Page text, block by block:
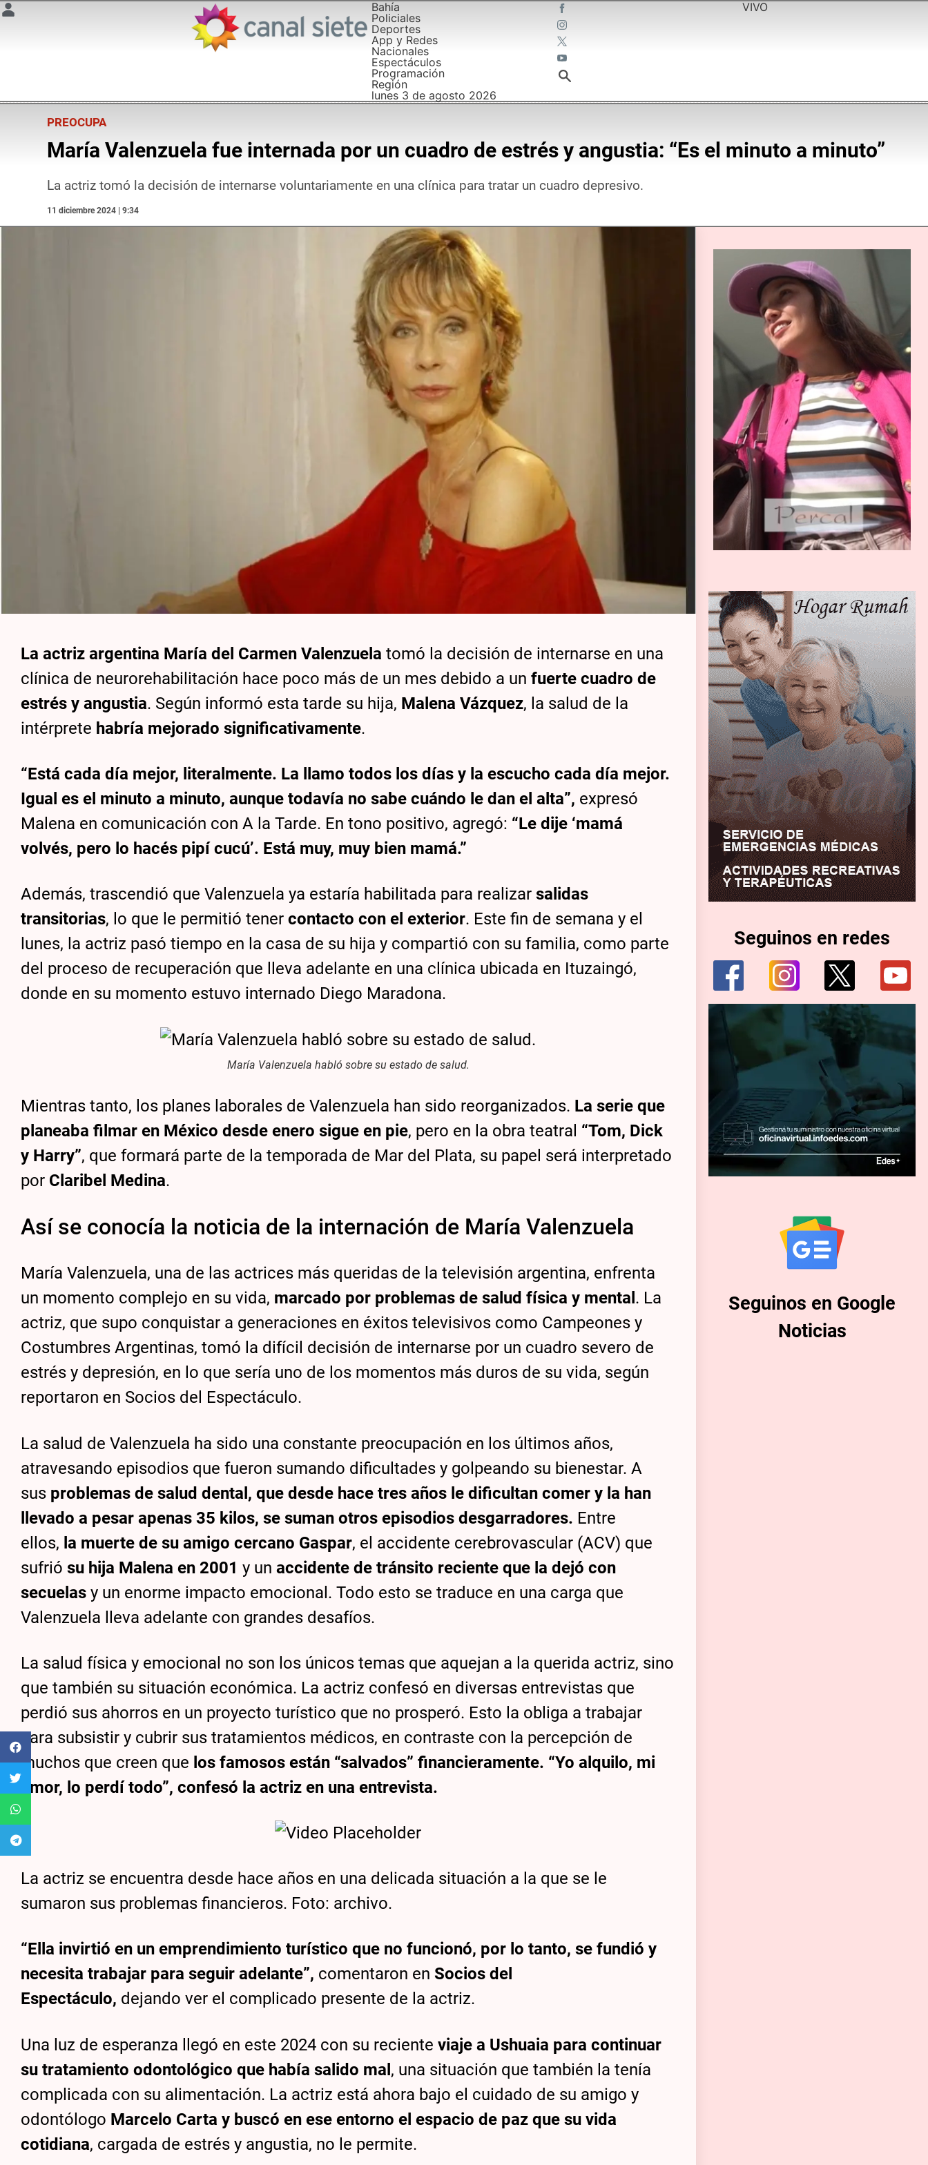
Bahía
Policiales
Deportes
App y Redes
Nacionales
Espectáculos
Programación
Región
lunes 3 de agosto 2026
VIVO
PREOCUPA
María Valenzuela fue internada por un cuadro de estrés y angustia: “Es el minuto a minuto”
La actriz tomó la decisión de internarse voluntariamente en una clínica para tratar un cuadro depresivo.
11 diciembre 2024 | 9:34
La actriz argentina María del Carmen Valenzuela tomó la decisión de internarse en una
clínica de neurorehabilitación hace poco más de un mes debido a unfuerte cuadro de
estrés y angustia. Según informó esta tarde su hija, Malena Vázquez, la salud de la
intérprete habría mejorado significativamente.
“Está cada día mejor, literalmente. La llamo todos los días y la escucho cada día mejor.
Igual es el minuto a minuto, aunque todavía no sabe cuándo le dan el alta”, expresó
Malena en comunicación con A la Tarde. En tono positivo, agregó: “Le dije ‘mamá
volvés, pero lo hacés pipí cucú’. Está muy, muy bien mamá.”
Además, trascendió que Valenzuela ya estaría habilitada para realizarsalidas
transitorias, lo que le permitió tenercontacto con el exterior. Este fin de semana y el
lunes, la actriz pasó tiempo en la casa de su hija y compartió con su familia, como parte
del proceso de recuperación que lleva adelante en una clínica ubicada en Ituzaingó,
donde en su momento estuvo internado Diego Maradona.
María Valenzuela habló sobre su estado de salud.
Mientras tanto, los planes laborales de Valenzuela han sido reorganizados. La serie que
planeaba filmar en México desde enero sigue en pie, pero en la obra teatral “Tom, Dick
y Harry”, que formará parte de la temporada de Mar del Plata, su papel será interpretado
por Claribel Medina.
Así se conocía la noticia de la internación de María Valenzuela
María Valenzuela, una de las actrices más queridas de la televisión argentina, enfrenta
un momento complejo en su vida, marcado por problemas de salud física y mental . La
actriz, que supo conquistar a generaciones en éxitos televisivos como Campeones y
Costumbres Argentinas, tomó la difícil decisión de internarse por un cuadro severo de
estrés y depresión, en lo que sería uno de los momentos más duros de su vida, según
reportaron en Socios del Espectáculo.
La salud de Valenzuela ha sido una constante preocupación en los últimos años,
atravesando episodios que fueron sumando dificultades y golpeando su bienestar. A
sus problemas de salud dental, que desde hace tres años le dificultan comer y la han
llevado a pesar apenas 35 kilos, se suman otros episodios desgarradores. Entre
ellos, la muerte de su amigo cercano Gaspar, el accidente cerebrovascular (ACV) que
sufriósu hija Malena en 2001 y unaccidente de tránsito reciente que la dejó con
secuelas y un enorme impacto emocional. Todo esto se traduce en una carga que
Valenzuela lleva adelante con grandes desafíos.
La salud física y emocional no son los únicos temas que aquejan a la querida actriz, sino
que también su situación económica. La actriz confesó en diversas entrevistas que
perdió sus ahorros en un proyecto turístico que no prosperó. Esto la obliga a trabajar
para subsistir y cubrir sus tratamientos médicos, en contraste con la percepción de
muchos que creen que los famosos están “salvados” financieramente. “Yo alquilo, mi
amor, lo perdí todo”, confesó la actriz en una entrevista.
La actriz se encuentra desde hace años en una delicada situación a la que se le
sumaron sus problemas financieros. Foto: archivo.
“Ella invirtió en un emprendimiento turístico que no funcionó, por lo tanto, se fundió y
necesita trabajar para seguir adelante”, comentaron en Socios del
Espectáculo, dejando ver el complicado presente de la actriz.
Una luz de esperanza llegó en este 2024 con su recienteviaje a Ushuaia para continuar
su tratamiento odontológico que había salido mal, una situación que también la tenía
complicada con su alimentación. La actriz está ahora bajo el cuidado de su amigo y
odontólogo Marcelo Carta y buscó en ese entorno el espacio de paz que su vida
cotidiana, cargada de estrés y angustia, no le permite.
Seguinos en redes
Seguinos en Google
Noticias